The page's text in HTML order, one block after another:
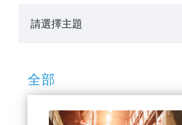
請選擇主題
全部